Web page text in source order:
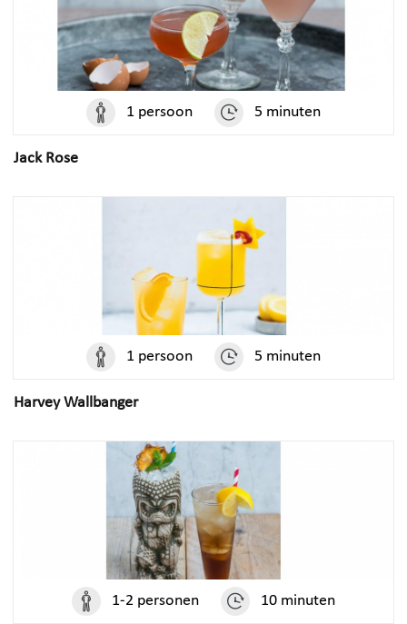
1 persoon 5 minuten
Jack Rose
1 persoon 5 minuten
Harvey Wallbanger
1-2 personen 10 minuten